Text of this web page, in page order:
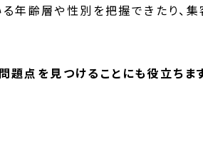
年齢層や性別を把握できたり、
題点を見つけることにも役立ちま